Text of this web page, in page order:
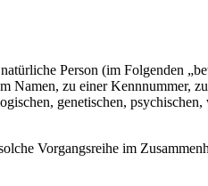
Person (im Folgenden
Namen, zu einer Kennnummer,
genetischen,
Vorgangsreihe im